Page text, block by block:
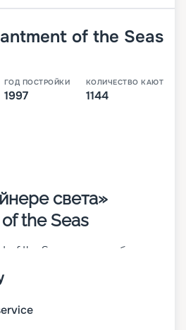
of the Seas
ГОД ПОСТРОЙКИ
1997
КОЛИЧЕСТВО КАЮТ
1144
света»
the Seas
the Seas – 11-палубное
был построен еще в 1997
поверхностей на
К ним относят